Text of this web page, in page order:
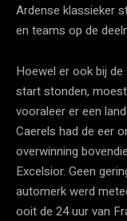
Ardense klassieker
en teams op de
Hoewel er ook bij
start stonden,
vooraleer er een
Caerels had de eer
overwinning
Excelsior. Geen
automerk werd
ooit de 24 uur van